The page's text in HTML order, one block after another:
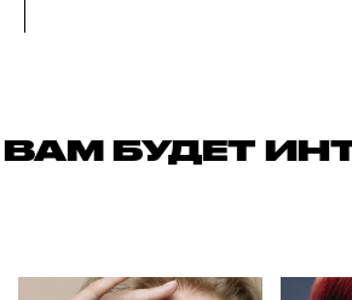
ВАМ БУДЕТ